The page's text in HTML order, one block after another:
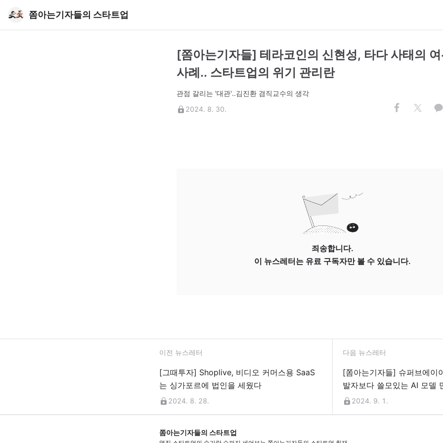
쫌아는기자들의 스타트업
[쫌아는기자들] 테라코인의 신현성, 타다 사태의
사례.. 스타트업의 위기 관리란
관점 갈리는 '대관'..김진환 겸직교수의 생각
2024. 8. 30.
죄송합니다.
이 뉴스레터는 유료 구독자만 볼 수 있습니다.
이전 뉴스레터
[그때투자] Shoplive, 비디오 커머스용 SaaS
는 싱가포르에 법인을 세웠다
2024. 8. 28.
다음 뉴스레터
[쫌아는기자들] 슈퍼브에이
발자보다 쓸모있는 AI 모델
2024. 9. 1.
쫌아는기자들의 스타트업